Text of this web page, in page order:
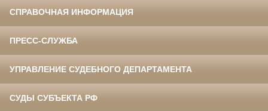
СПРАВОЧНАЯ ИНФОРМАЦИЯ
ПРЕСС-СЛУЖБА
УПРАВЛЕНИЕ СУДЕБНОГО ДЕПАРТАМЕНТА
СУДЫ СУБЪЕКТА РФ